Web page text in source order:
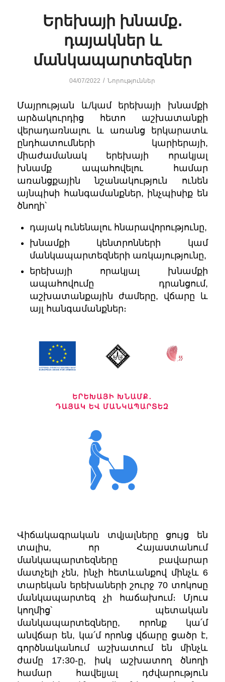
Երեխայի խնամք․
դայակներ և
մանկապարտեզներ
04/07/2022 / Նորություններ
Մայրության և/կամ երեխայի խնամքի
արձակուրդից հետո աշխատանքի
վերադառնալու և առանց երկարատև
ընդհատումների կարիերայի,
միաժամանակ երեխայի որակյալ
խնամք ապահովելու համար
առանցքային նշանակություն ունեն
այնպիսի հանգամանքներ, ինչպիսիք են
ծնողի՝
դայակ ունենալու հնարավորությունը,
խնամքի կենտրոնների կամ
մանկապարտեզների առկայությունը,
երեխայի որակյալ խնամքի
ապահովումը դրանցում,
աշխատանքային ժամերը, վճարը և
այլ հանգամանքներ։
Վիճակագրական տվյալները ցույց են
տալիս, որ Հայաստանում
մանկապարտեզները բավարար
մատչելի չեն, ինչի հետևանքով մինչև 6
տարեկան երեխաների շուրջ 70 տոկոսը
մանկապարտեզ չի հաճախում։ Մյուս
կողմից՝ պետական
մանկապարտեզները, որոնք կա՛մ
անվճար են, կա՛մ որոնց վճարը ցածր է,
գործնականում աշխատում են մինչև
ժամը 17։30-ը, իսկ աշխատող ծնողի
համար հավելյալ դժվարություն